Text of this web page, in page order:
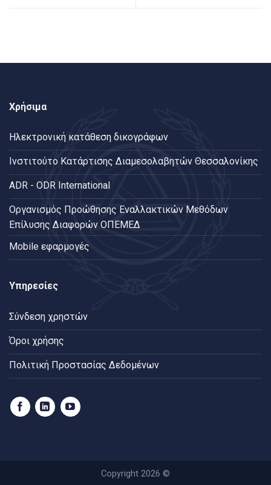
Χρήσιμα
Ηλεκτρονική κατάθεση δικογράφων
Ινστιτούτο Κατάρτισης Διαμεσολαβητών Θεσσαλονίκης
ADR - ODR International
Oργανισμός Προώθησης Εναλλακτικών Μεθόδων
Επίλυσης Διαφορών ΟΠΕΜΕΔ
Mobile εφαρμογές
Υπηρεσίες
Σύνδεση χρηστών
Όροι χρήσης
Πολιτική Προστασίας Δεδομένων
Copyright 2026 ©